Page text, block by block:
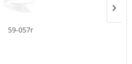
59-057r